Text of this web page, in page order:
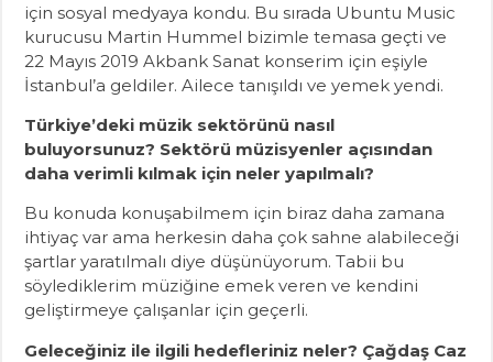
için sosyal medyaya kondu. Bu sırada Ubuntu Music
kurucusu Martin Hummel bizimle temasa geçti ve
22 Mayıs 2019 Akbank Sanat konserim için eşiyle
İstanbul’a geldiler. Ailece tanışıldı ve yemek yendi.
Türkiye’deki müzik sektörünü nasıl
buluyorsunuz? Sektörü müzisyenler açısından
daha verimli kılmak için neler yapılmalı?
Bu konuda konuşabilmem için biraz daha zamana
ihtiyaç var ama herkesin daha çok sahne alabileceği
şartlar yaratılmalı diye düşünüyorum. Tabii bu
söylediklerim müziğine emek veren ve kendini
geliştirmeye çalışanlar için geçerli.
Geleceğiniz ile ilgili hedefleriniz neler? Çağdaş Caz